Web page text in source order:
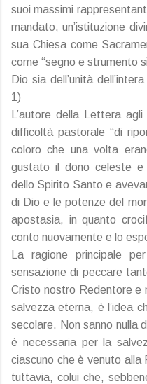
suoi massimi
mandato, un’istituzione
sua Chiesa come
come “segno e strumento
Dio sia dell’unità
1)
L’autore della Lettera
difficoltà pastorale “di
coloro che una volta
gustato il dono celeste
dello Spirito Santo e
di Dio e le potenze del
apostasia, in quanto
conto nuovamente e lo
La ragione principale
sensazione di peccare
Cristo nostro Redentore e
salvezza eterna, è l’idea
secolare. Non sanno nulla
è necessaria per la
ciascuno che è venuto
tuttavia, colui che,